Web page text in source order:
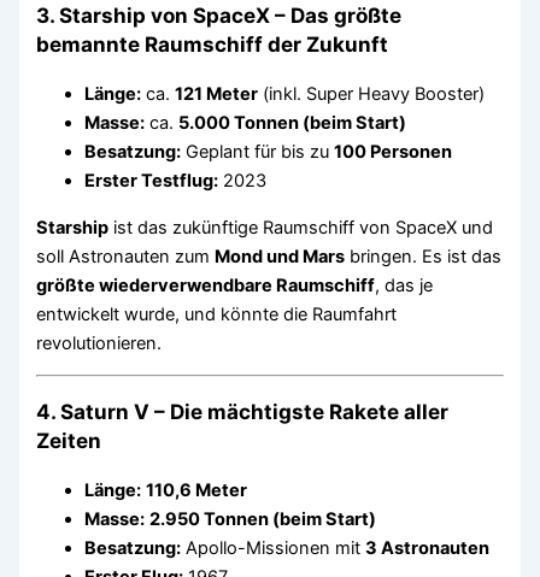
3. Starship von SpaceX – Das größte
bemannte Raumschiff der Zukunft
Länge: ca.121 Meter (inkl. Super Heavy Booster)
Masse: ca. 5.000 Tonnen (beim Start)
Besatzung: Geplant für bis zu100 Personen
Erster Testflug: 2023
Starship ist das zukünftige Raumschiff von SpaceX und
soll Astronauten zum Mond und Mars bringen. Es ist das
größte wiederverwendbare Raumschiff, das je
entwickelt wurde, und könnte die Raumfahrt
revolutionieren.
4. Saturn V – Die mächtigste Rakete aller
Zeiten
Länge: 110,6 Meter
Masse: 2.950 Tonnen (beim Start)
Besatzung: Apollo-Missionen mit3 Astronauten